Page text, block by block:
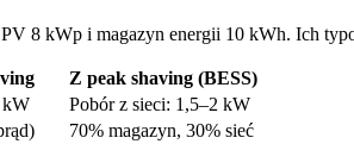
8 kWp i magazyn energii 10 kWh. Ich
Z peak shaving (BESS)
kW
Pobór z sieci: 1,5–2 kW
70% magazyn, 30% sieć